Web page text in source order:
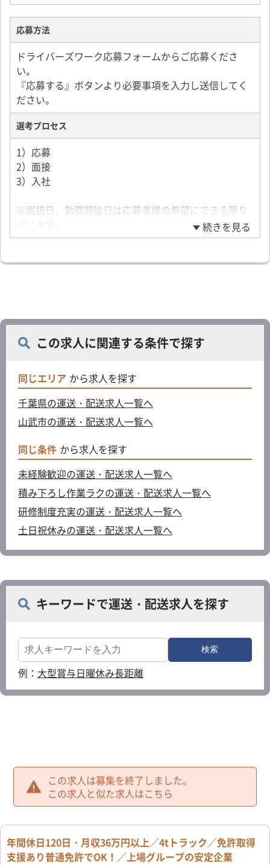
産休制度・育休制度あり
社員旅行（不定期）
【試用期間】
6ヶ月
労働条件は本採用と同じです。
応募方法
ドライバーズワーク応募フォームからご応募くださ
い。
『応募する』ボタンより必要事項を入力し送信してく
ださい。
選考プロセス
1）応募
2）面接
3）入社
※面接日、勤務開始日は応募者様の希望にできる限り
※求人についての不明点は応募後、お電話かメールに
続きを見る
この求人に関連する条件で探す
同じエリア から求人を探す
千葉県の運送・配送求人一覧へ
山武市の運送・配送求人一覧へ
同じ条件 から求人を探す
未経験歓迎の運送・配送求人一覧へ
積み下ろし作業ラクの運送・配送求人一覧へ
研修制度充実の運送・配送求人一覧へ
土日祝休みの運送・配送求人一覧へ
キーワードで運送・配送求人を探す
例： 大型賞与日曜休み長距離
この求人は募集を終了しました。
この求人と似た求人はこちら
年間休日120日・月収36万円以上／4tトラック／免許取得
支援あり普通免許でOK！／上場グループの安定企業